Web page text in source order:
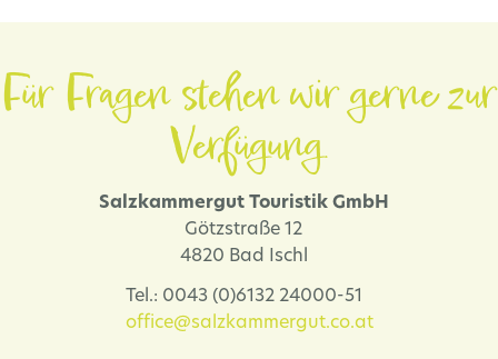
Für Fragen stehen wir gerne zur
Verfügung.
Salzkammergut Touristik GmbH
Götzstraße 12
4820 Bad Ischl
Tel.: 0043 (0)6132 24000-51
office@salzkammergut.co.at